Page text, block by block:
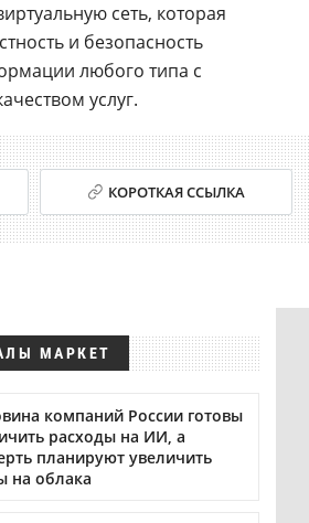
сеть, которая
и безопасность
любого типа с
услуг.
КОРОТКАЯ ССЫЛКА
МАРКЕТ
компаний России готовы
расходы на ИИ, а
планируют увеличить
на облака